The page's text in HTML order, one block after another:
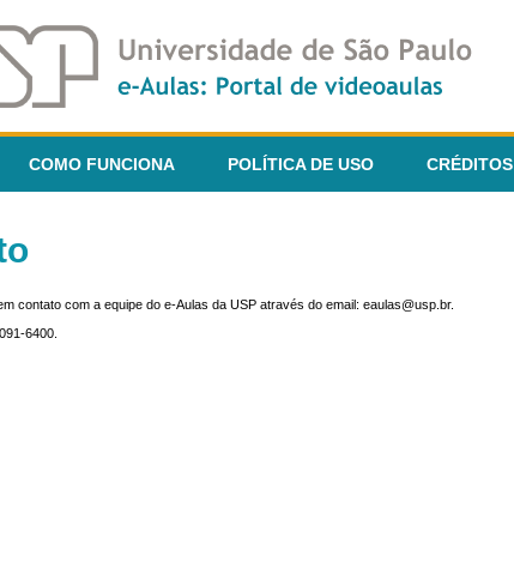
COMO FUNCIONA POLÍTICA DE USO CRÉDITOS
contato com a equipe do e-Aulas da USP através do email: eaulas@usp.br.
6400.